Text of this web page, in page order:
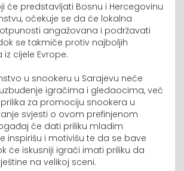
će predstavljati Bosnu i Hercegovinu
očekuje se da će lokalna
angažovana i podržavati
se takmiče protiv najboljih
cijele Evrope.
u snookeru u Sarajevu neće
igračima i gledaocima, već
za promociju snookera u
svjesti o ovom prefinjenom
će dati priliku mladim
inspirišu i motivišu te da se bave
će iskusniji igrači imati priliku da
na velikoj sceni.